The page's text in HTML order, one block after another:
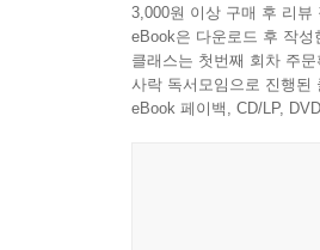
3,000원 이상 구매 후 리뷰
eBook은 다운로드 후 작
클래스는 첫번째 회차 주
사락 독서모임으로 진행된
eBook 페이백, CD/LP,